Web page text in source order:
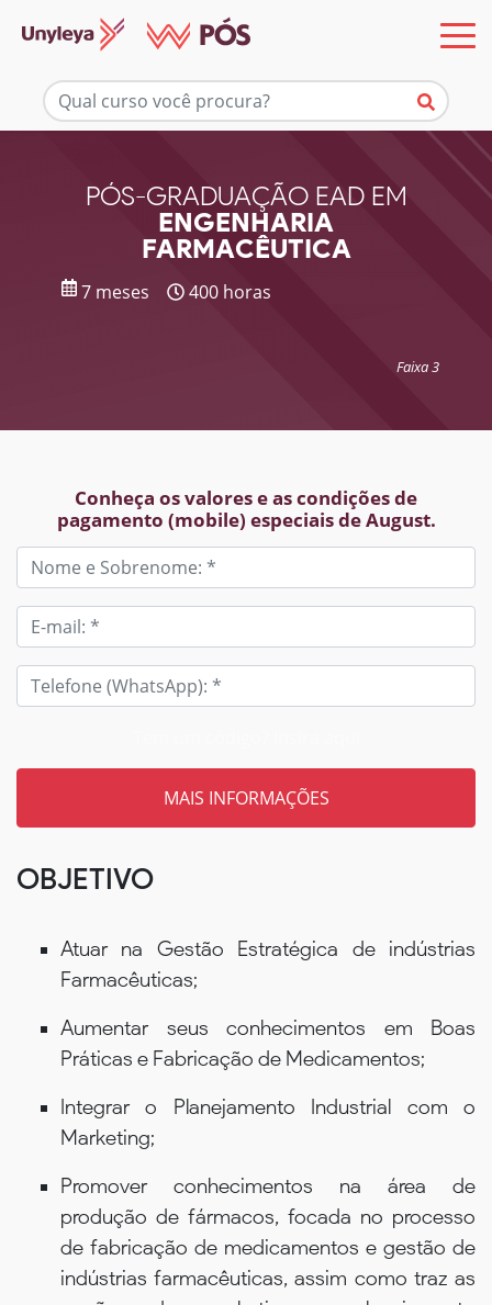
PÓS-GRADUAÇÃO EAD EM
ENGENHARIA
FARMACÊUTICA
7 meses 400 horas
Faixa 3
Conheça os valores e as condições de
pagamento (mobile) especiais de August.
Mais informações
OBJETIVO
Atuar na Gestão Estratégica de indústrias
Farmacêuticas;
Aumentar seus conhecimentos em Boas
Práticas e Fabricação de Medicamentos;
Integrar o Planejamento Industrial com o
Marketing;
Promover conhecimentos na área de
produção de fármacos, focada no processo
de fabricação de medicamentos e gestão de
indústrias farmacêuticas, assim como traz as